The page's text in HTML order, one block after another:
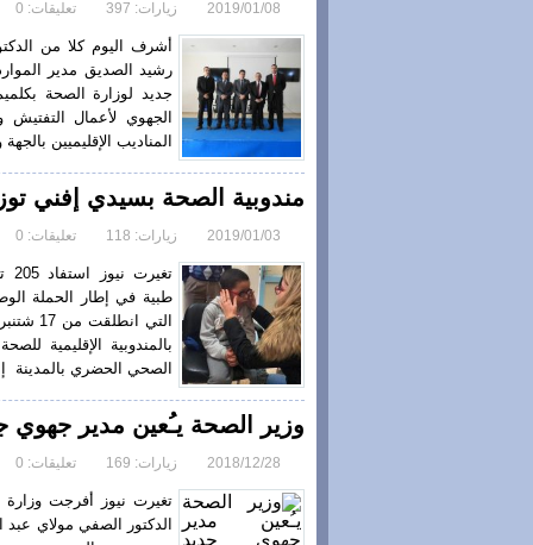
2019/01/08 زيارات: 397 تعليقات: 0
أشرف اليوم كلا من
رشيد الصديق مدير
جديد لوزارة الصحة
الجهوي لأعمال التفتيش
المناديب الإقليميين
مندوبية الصحة بسيدي إفني توزع 205 نظارة طبية
2019/01/03 زيارات: 118 تعليقات: 0
طبية في إطار الحملة
بالمندوبية الإقليمية
الصحي الحضري بالمدينة
وزير الصحة يـُعين مدير جهوي
2018/12/28 زيارات: 169 تعليقات: 0
تغيرت نيوز أفرجت
الدكتور الصفي مولاي عبد